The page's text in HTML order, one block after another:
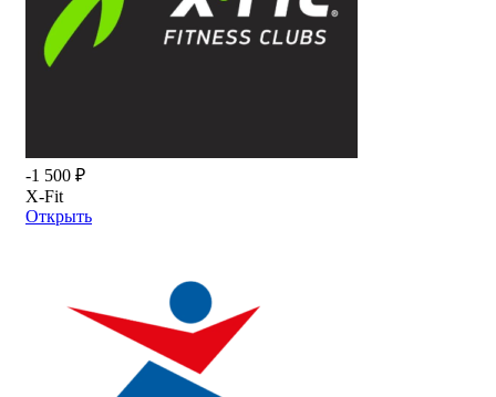
-1 500 ₽
X-Fit
Открыть